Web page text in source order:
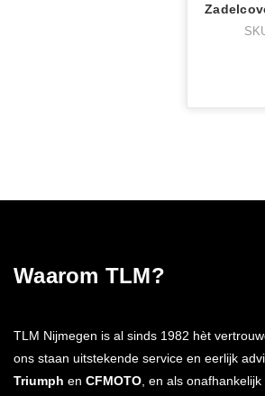
Waarom TLM?
TLM Nijmegen is al sinds 1982 hèt
ons staan uitstekende service en eerlijk
Triumph en CFMOTO , en als onafhankelijk